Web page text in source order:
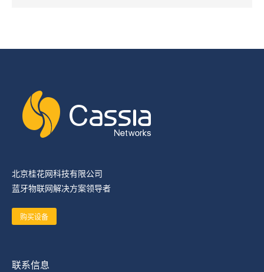
北京桂花网科技有限公司
蓝牙物联网解决方案领导者
购买设备
联系信息